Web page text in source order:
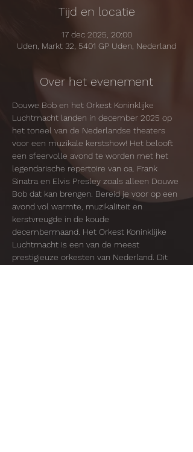
Tijd en locatie
17 dec 2025, 20:00
Uden, Markt 32, 5401 GP Uden, Nederland
Over het evenement
Douwe Bob en het Orkest Koninklijke
Luchtmacht landen in december 2025 op
het toneel van de Nederlandse theaters
voor een muzikale kerstshow! Het belooft
een sfeervolle avond te worden met het
legendarische repertoire van oa. Frank
Sinatra en Elvis Presley zoals alleen Douwe
Bob dat kan brengen. Bereid je voor op een
avond vol warmte, muzikaliteit en
kerstvreugde in de koude
decembermaand. Het Orkest Koninklijke
Luchtmacht is een van de meest
prestigieuze orkesten van Nederland. Dit